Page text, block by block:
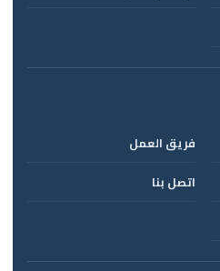
فريق العمل
اتصل بنا